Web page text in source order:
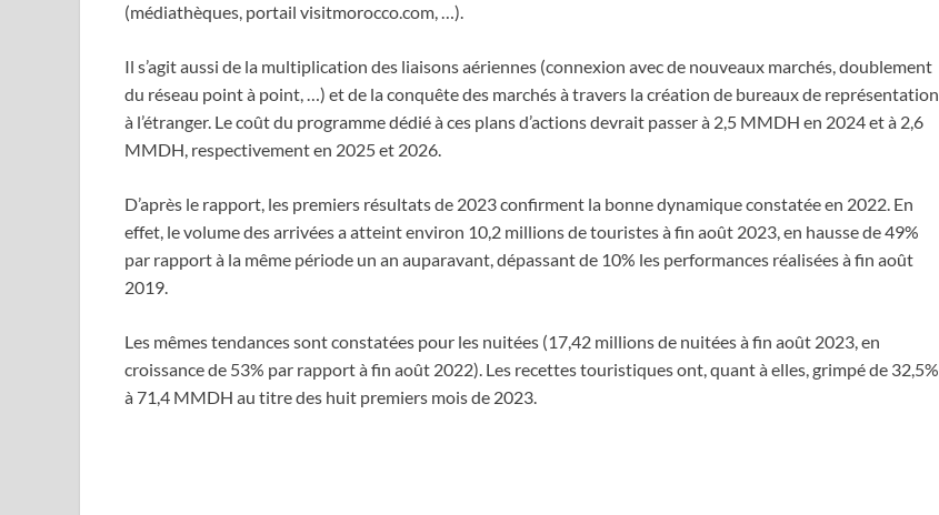
(médiathèques, portail visitmorocco.com, …).
Il s’agit aussi de la multiplication des liaisons aériennes (connexion avec de nouveaux marchés, doublement
du réseau point à point, …) et de la conquête des marchés à travers la création de bureaux de représentation
à l’étranger. Le coût du programme dédié à ces plans d’actions devrait passer à 2,5 MMDH en 2024 et à 2,6
MMDH, respectivement en 2025 et 2026.
D’après le rapport, les premiers résultats de 2023 confirment la bonne dynamique constatée en 2022. En
effet, le volume des arrivées a atteint environ 10,2 millions de touristes à fin août 2023, en hausse de 49%
par rapport à la même période un an auparavant, dépassant de 10% les performances réalisées à fin août
2019.
Les mêmes tendances sont constatées pour les nuitées (17,42 millions de nuitées à fin août 2023, en
croissance de 53% par rapport à fin août 2022). Les recettes touristiques ont, quant à elles, grimpé de 32,5%
à 71,4 MMDH au titre des huit premiers mois de 2023.